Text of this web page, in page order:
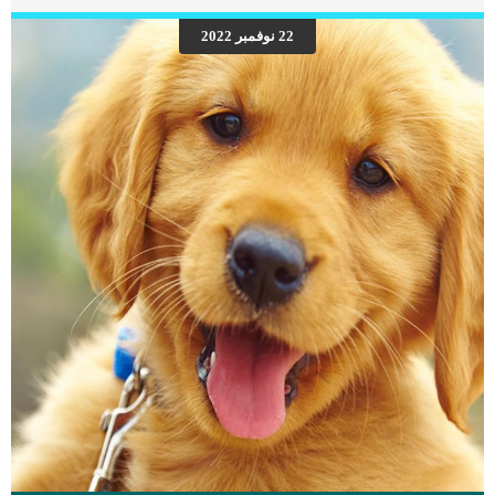
ملحوظة على الفور ، مثل: الحمى الخمول انخفاض الشهيةخلل في الجهاز العصبي صعوبة
في المشي الم الرقبة التغيرات السلوكية النوبات العجز البصري مثل العمى إمالة الرأس
والدوران غيبوبة موت اقرا ايضا: عدوى الدماغ عند القطط “ماذا تعرف عنها؟” […]
22 نوفمبر 2022